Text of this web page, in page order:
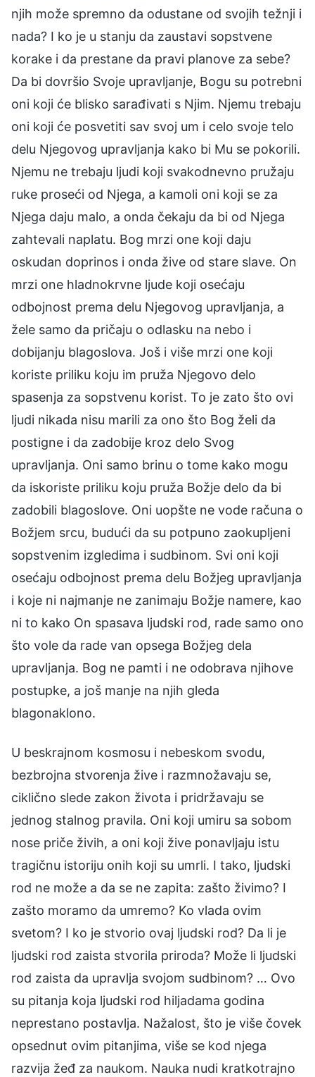
njih može spremno da odustane od svojih težnji i
nada? I ko je u stanju da zaustavi sopstvene
korake i da prestane da pravi planove za sebe?
Da bi dovršio Svoje upravljanje, Bogu su potrebni
oni koji će blisko sarađivati s Njim. Njemu trebaju
oni koji će posvetiti sav svoj um i celo svoje telo
delu Njegovog upravljanja kako bi Mu se pokorili.
Njemu ne trebaju ljudi koji svakodnevno pružaju
ruke proseći od Njega, a kamoli oni koji se za
Njega daju malo, a onda čekaju da bi od Njega
zahtevali naplatu. Bog mrzi one koji daju
oskudan doprinos i onda žive od stare slave. On
mrzi one hladnokrvne ljude koji osećaju
odbojnost prema delu Njegovog upravljanja, a
žele samo da pričaju o odlasku na nebo i
dobijanju blagoslova. Još i više mrzi one koji
koriste priliku koju im pruža Njegovo delo
spasenja za sopstvenu korist. To je zato što ovi
ljudi nikada nisu marili za ono što Bog želi da
postigne i da zadobije kroz delo Svog
upravljanja. Oni samo brinu o tome kako mogu
da iskoriste priliku koju pruža Božje delo da bi
zadobili blagoslove. Oni uopšte ne vode računa o
Božjem srcu, budući da su potpuno zaokupljeni
sopstvenim izgledima i sudbinom. Svi oni koji
osećaju odbojnost prema delu Božjeg upravljanja
i koje ni najmanje ne zanimaju Božje namere, kao
ni to kako On spasava ljudski rod, rade samo ono
što vole da rade van opsega Božjeg dela
upravljanja. Bog ne pamti i ne odobrava njihove
postupke, a još manje na njih gleda
blagonaklono.
U beskrajnom kosmosu i nebeskom svodu,
bezbrojna stvorenja žive i razmnožavaju se,
ciklično slede zakon života i pridržavaju se
jednog stalnog pravila. Oni koji umiru sa sobom
nose priče živih, a oni koji žive ponavljaju istu
tragičnu istoriju onih koji su umrli. I tako, ljudski
rod ne može a da se ne zapita: zašto živimo? I
zašto moramo da umremo? Ko vlada ovim
svetom? I ko je stvorio ovaj ljudski rod? Da li je
ljudski rod zaista stvorila priroda? Može li ljudski
rod zaista da upravlja svojom sudbinom? … Ovo
su pitanja koja ljudski rod hiljadama godina
neprestano postavlja. Nažalost, što je više čovek
opsednut ovim pitanjima, više se kod njega
razvija žeđ za naukom. Nauka nudi kratkotrajno